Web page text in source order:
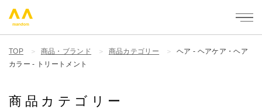
mandom - 株式会社マンダム
TOP 商品・ブランド 商品カテゴリー
ヘア - ヘアケア・ヘア
カラー - トリートメント
商品カテゴリー